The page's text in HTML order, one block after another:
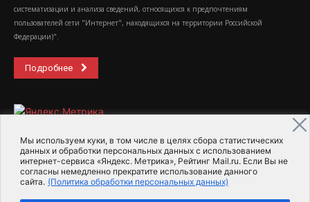
Мы используем куки, в том числе в целях сбора статистических
данных и обработки персональных данных с использованием
интернет-сервиса «Яндекс. Метрика», Рейтинг Mail.ru. Если Вы не
согласны немедленно прекратите использование данного
сайта. (Политика обработки персональных данных)
систематизации и анализа сведений, относящихся к предпочтениям
пользователей сети "Интернет", находящихся на территории Российской
Федерации)".
Подробнее
2015-2026- Информационное агентство МедиаПоток
Для справки Об издании Пользовательское соглашение